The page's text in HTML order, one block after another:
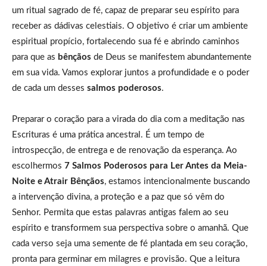
um ritual sagrado de fé, capaz de preparar seu espírito para
receber as dádivas celestiais. O objetivo é criar um ambiente
espiritual propício, fortalecendo sua fé e abrindo caminhos
para que as bênçãos de Deus se manifestem abundantemente
em sua vida. Vamos explorar juntos a profundidade e o poder
de cada um desses salmos poderosos.
Preparar o coração para a virada do dia com a meditação nas
Escrituras é uma prática ancestral. É um tempo de
introspecção, de entrega e de renovação da esperança. Ao
escolhermos 7 Salmos Poderosos para Ler Antes da Meia-
Noite e Atrair Bênçãos, estamos intencionalmente buscando
a intervenção divina, a proteção e a paz que só vêm do
Senhor. Permita que estas palavras antigas falem ao seu
espírito e transformem sua perspectiva sobre o amanhã. Que
cada verso seja uma semente de fé plantada em seu coração,
pronta para germinar em milagres e provisão. Que a leitura